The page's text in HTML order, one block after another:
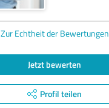
Zur Echtheit der Bewertungen
Jetzt bewerten
Profil teilen